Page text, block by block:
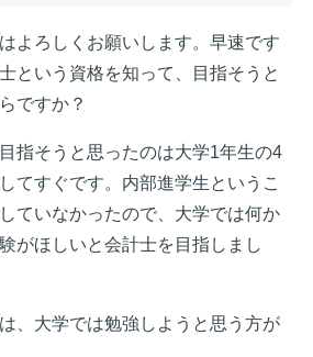
ろしくお願いします。早速です
という資格を知って、目指そうと
ですか？
指そうと思ったのは大学1年生の4
てすぐです。内部進学生というこ
ていなかったので、大学では何か
がほしいと会計士を目指しまし
大学では勉強しようと思う方が